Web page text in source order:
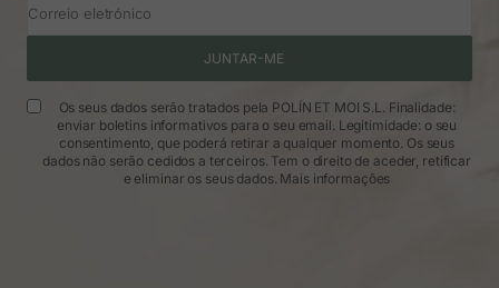
Correio eletrónico
JUNTAR-ME
Os seus dados serão tratados pela POLÍN ET MOI S.L. Finalidade:
enviar boletins informativos para o seu email. Legitimidade: o seu
consentimento, que poderá retirar a qualquer momento. Os seus
dados não serão cedidos a terceiros. Tem o direito de aceder, retificar
e eliminar os seus dados. Mais informações